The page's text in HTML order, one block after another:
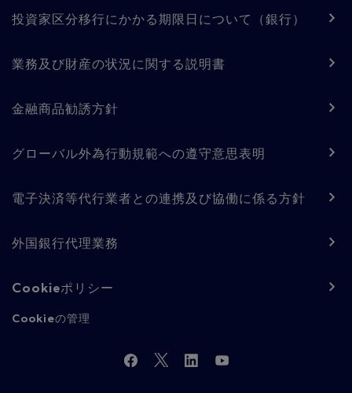
投資家区分移行にかかる期限日について（銀行）
業務及び財産の状況に関する説明書
金融商品勧誘方針
グローバル外為行動規範への遵守意思表明
電子決済等代行業者との連携及び協働に係る方針
外国銀行代理業務
Cookieポリシー
Cookieの管理
Facebook
TwitterLinkedInYouTube